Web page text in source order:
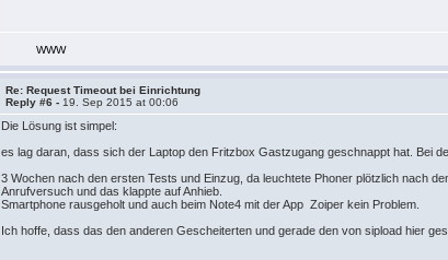
WWW
Re: Request Timeout bei Einrichtung
Reply #6 - 19. Sep 2015 at 00:06
Die Lösung ist simpel:
es lag daran, dass sich der Laptop den Fritzbox Gastzugang geschnappt hat. Bei
3 Wochen nach den ersten Tests und Einzug, da leuchtete Phoner plötzlich nach
Anrufversuch und das klappte auf Anhieb.
Smartphone rausgeholt und auch beim Note4 mit der App Zoiper kein Problem.
Ich hoffe, dass das den anderen Gescheiterten und gerade den von sipload hier